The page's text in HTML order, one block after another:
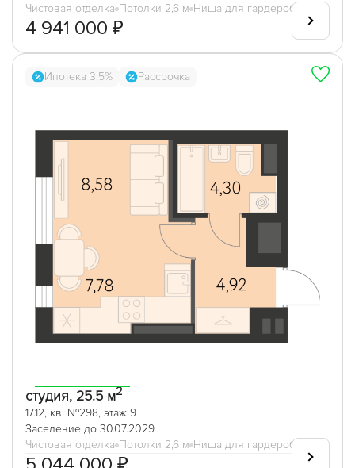
Чистовая отделка Потолки 2,6 м Ниша для гардеробной
4 941 000 ₽
Ипотека 3,5% Рассрочка
студия, 25.5 м2
17.12, кв. №298, этаж 9
Заселение до 30.07.2029
Чистовая отделка Потолки 2,6 м Ниша для гардеробной